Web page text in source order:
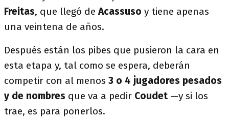
Freitas, que llegó deAcassuso y tiene apenas
una veintena de años.
Después están los pibes que pusieron la cara en
esta etapa y, tal como se espera, deberán
competir con al menos 3 o 4 jugadores pesados
y de nombres que va a pedir Coudet —y si los
trae, es para ponerlos.